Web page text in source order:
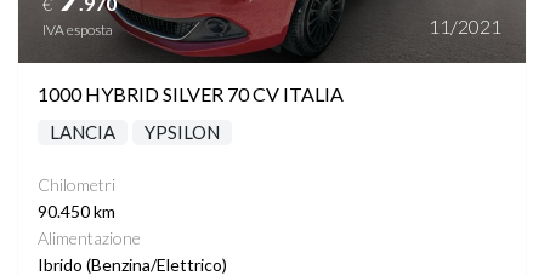
IVA esposta 11/2021
1000 HYBRID SILVER 70 CV ITALIA
LANCIA YPSILON
Chilometri
90.450 km
Alimentazione
Ibrido (Benzina/Elettrico)